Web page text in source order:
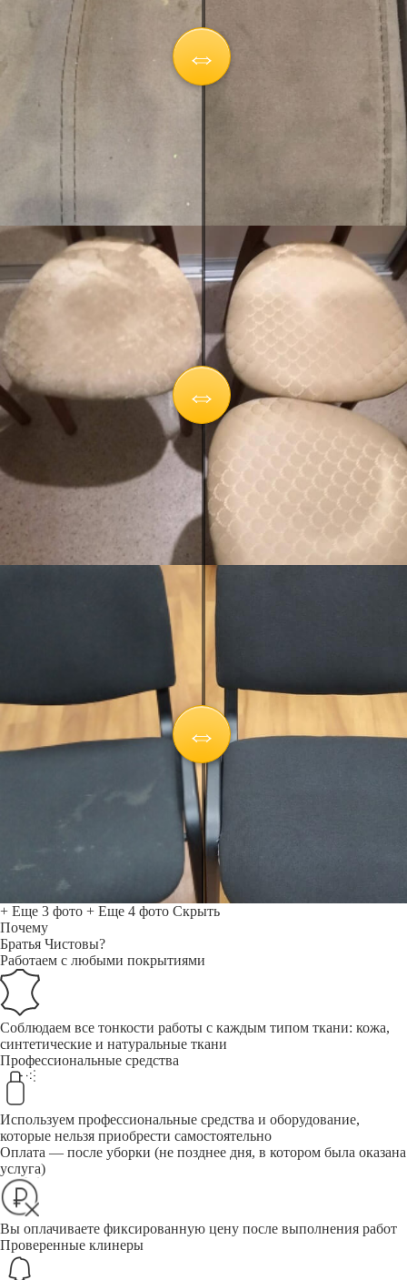
+ Еще 3 фото + Еще 4 фото Скрыть
Почему
Братья Чистовы?
Работаем с любыми покрытиями
Соблюдаем все тонкости работы с каждым типом ткани: кожа,
синтетические и натуральные ткани
Профессиональные средства
Используем профессиональные средства и оборудование,
которые нельзя приобрести самостоятельно
Оплата — после уборки (не позднее дня, в котором была оказана
услуга)
Вы оплачиваете фиксированную цену после выполнения работ
Проверенные клинеры